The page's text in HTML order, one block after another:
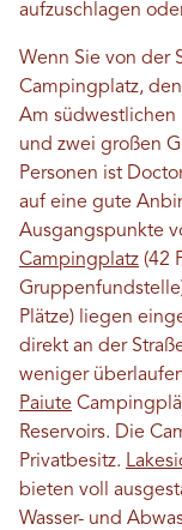
aufzuschlagen
Wenn Sie von der
Campingplatz,
Am südwestlichen
und zwei großen
Personen ist
auf eine gute
Ausgangspunkte
Campingplatz (42
Plätze) liegen
direkt an der
weniger
Paiute
Reservoirs. Die
Privatbesitz.
bieten voll
Wasser- und